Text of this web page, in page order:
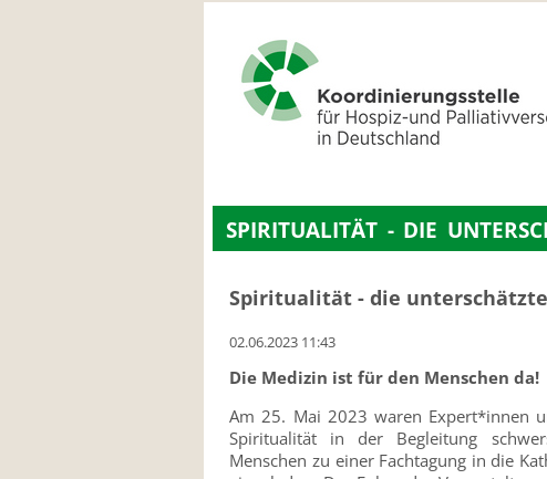
ÜBERSPRINGEN
SPIRITUALITÄT - DIE
Spiritualität - die unterschätzte
02.06.2023 11:43
Die Medizin ist für den Menschen da!
Am 25. Mai 2023 waren Expert*innen
Spiritualität in der Begleitung
Menschen zu einer Fachtagung in die